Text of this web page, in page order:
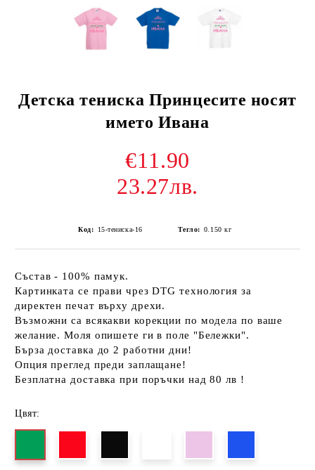
Детска тениска Принцесите носят
името Ивана
€11.90
23.27лв.
Код: 15-тениска-16 Тегло: 0.150 кг
Състав - 100% памук.
Картинката се прави чрез DTG технология за
директен печат върху дрехи.
Възможни са всякакви корекции по модела по ваше
желание. Моля опишете ги в поле "Бележки".
Бърза доставка до 2 работни дни!
Опция преглед преди заплащане!
Безплатна доставка при поръчки над 80 лв !
Цвят: